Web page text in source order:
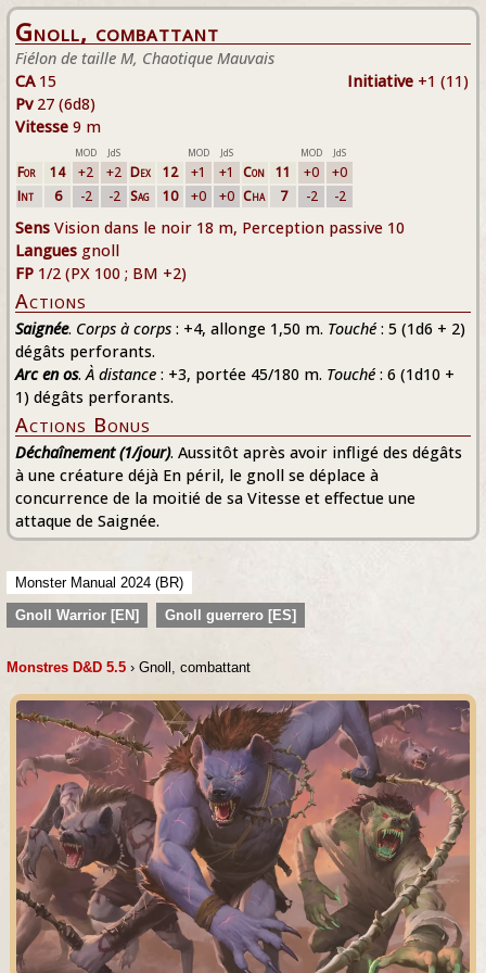
Gnoll, combattant
Fiélon de taille M, Chaotique Mauvais
Initiative +1 (11)
CA15
Pv27 (6d8)
Vitesse 9 m
MOD JdS MOD JdS MOD JdS
For 14 +2 +2 Dex 12 +1 +1 Con 11 +0
+0
Int
6 -2 -2 Sag 10 +0 +0 Cha 7 -2 -2
Sens Vision dans le noir 18 m, Perception passive 10
Langues gnoll
FP 1/2 (PX 100 ; BM +2)
Actions
Saignée. Corps à corps : +4, allonge 1,50 m. Touché : 5 (1d6 + 2)
dégâts perforants.
Arc en os.À distance : +3, portée 45/180 m. Touché : 6 (1d10 +
1) dégâts perforants.
Actions Bonus
Déchaînement (1/jour). Aussitôt après avoir infligé des dégâts
à une créature déjà En péril, le gnoll se déplace à
concurrence de la moitié de sa Vitesse et effectue une
attaque de Saignée.
Monster Manual 2024 (BR)
Gnoll Warrior [EN]
Gnoll guerrero [ES]
Monstres D&D 5.5 › Gnoll, combattant